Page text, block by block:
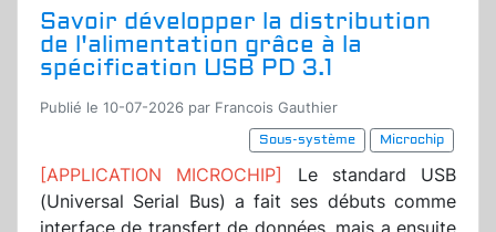
Savoir développer la distribution
de l'alimentation grâce à la
spécification USB PD 3.1
Publié le 10-07-2026 par Francois Gauthier
Sous-système
Microchip
[APPLICATION MICROCHIP] Le standard USB
(Universal Serial Bus) a fait ses débuts comme